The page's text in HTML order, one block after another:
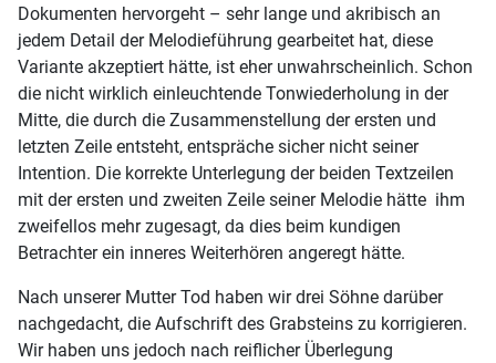
Dokumenten hervorgeht – sehr lange und akribisch an
jedem Detail der Melodieführung gearbeitet hat, diese
Variante akzeptiert hätte, ist eher unwahrscheinlich. Schon
die nicht wirklich einleuchtende Tonwiederholung in der
Mitte, die durch die Zusammenstellung der ersten und
letzten Zeile entsteht, entspräche sicher nicht seiner
Intention. Die korrekte Unterlegung der beiden Textzeilen
mit der ersten und zweiten Zeile seiner Melodie hätte ihm
zweifellos mehr zugesagt, da dies beim kundigen
Betrachter ein inneres Weiterhören angeregt hätte.
Nach unserer Mutter Tod haben wir drei Söhne darüber
nachgedacht, die Aufschrift des Grabsteins zu korrigieren.
Wir haben uns jedoch nach reiflicher Überlegung